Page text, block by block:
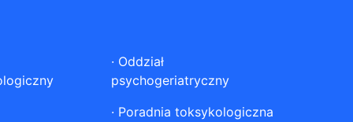
· Oddział
psychogeriatryczny
· Poradnia toksykologiczna